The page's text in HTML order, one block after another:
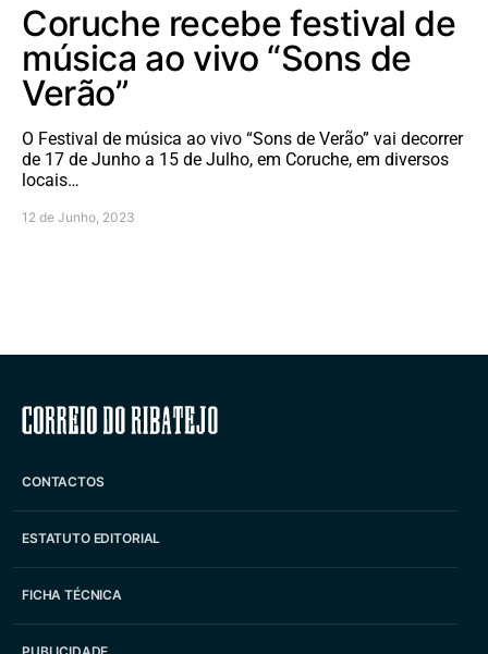
Coruche recebe festival de
música ao vivo “Sons de
Verão”
O Festival de música ao vivo “Sons de Verão” vai decorrer
de 17 de Junho a 15 de Julho, em Coruche, em diversos
locais…
12 de Junho, 2023
Correio do Ribatejo
CONTACTOS
ESTATUTO EDITORIAL
FICHA TÉCNICA